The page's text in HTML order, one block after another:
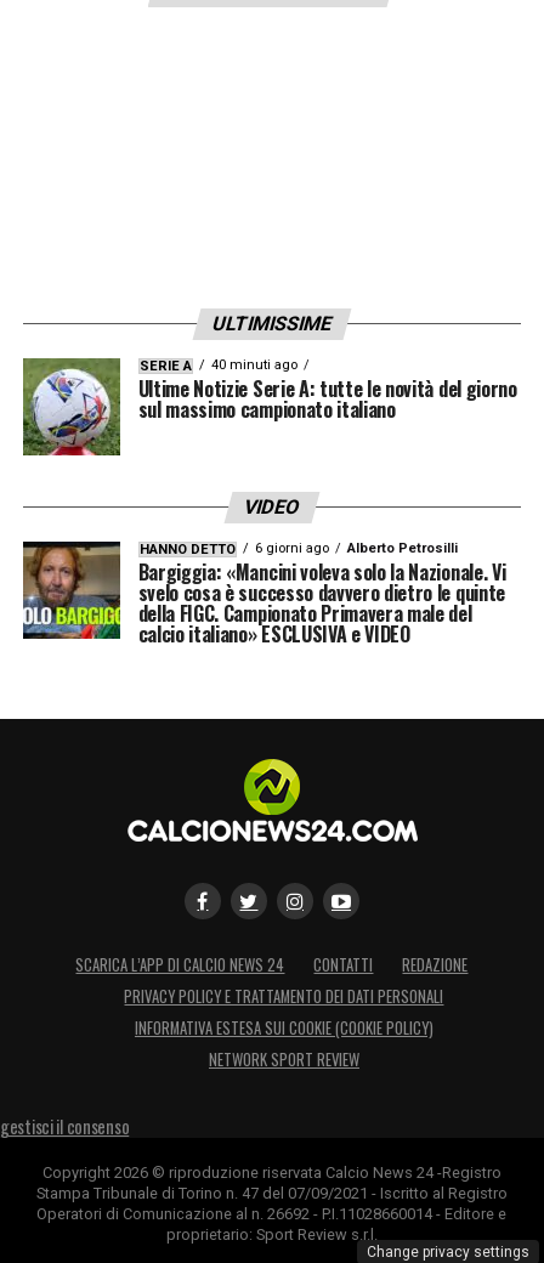
ULTIMISSIME
SERIE A 40 minuti ago
Ultime Notizie Serie A: tutte le novità del giorno
sul massimo campionato italiano
VIDEO
HANNO DETTO 6 giorni ago Alberto Petrosilli
Bargiggia: «Mancini voleva solo la Nazionale. Vi
svelo cosa è successo davvero dietro le quinte
della FIGC. Campionato Primavera male del
calcio italiano» ESCLUSIVA e VIDEO
SCARICA L’APP DI CALCIO NEWS 24 CONTATTI
REDAZIONE
PRIVACY POLICY E TRATTAMENTO DEI DATI PERSONALI
INFORMATIVA ESTESA SUI COOKIE (COOKIE POLICY)
NETWORK SPORT REVIEW
gestisci il consenso
Copyright 2026 © riproduzione riservata Calcio News 24 -Registro
Stampa Tribunale di Torino n. 47 del 07/09/2021 - Iscritto al Registro
Operatori di Comunicazione al n. 26692 - P.I.11028660014 - Editore e
proprietario: Sport Review s.r.l.
Change privacy settings